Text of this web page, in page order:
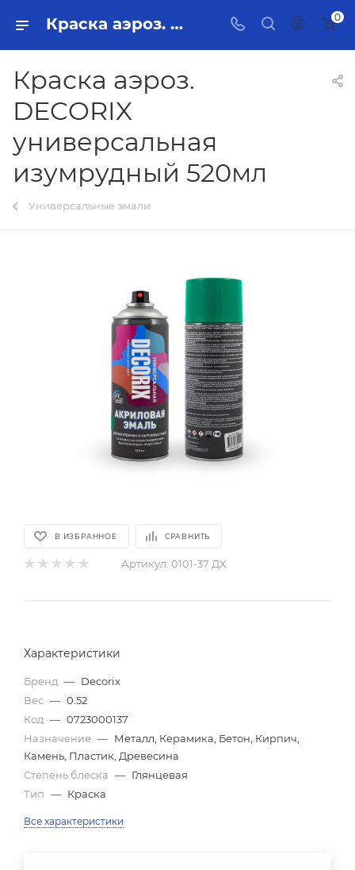
Краска аэроз. DECORIX универсальная изумрудный 520мл Тольятти - купить в интернет-магазине, каталог с ценами и характеристиками 0
Краска аэроз.
DECORIX
универсальная
изумрудный 520мл
Универсальные эмали
В ИЗБРАННОЕ СРАВНИТЬ
Артикул: 0101-37 ДХ
Характеристики
Бренд — Decorix
Вес — 0.52
Код — 0723000137
Назначение — Металл, Керамика, Бетон, Кирпич,
Камень, Пластик, Древесина
Степень блеска — Глянцевая
Тип — Краска
Все характеристики